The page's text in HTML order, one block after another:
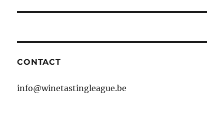
CONTACT
info@winetastingleague.be